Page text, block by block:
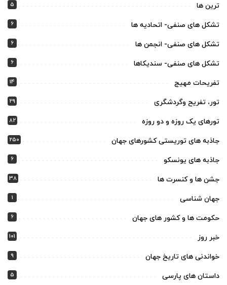
ترین ها 5
تشکل های صنفی- اتحادیه ها 6
تشکل های صنفی- انجمن ها 6
تشکل های صنفی- سندیکاها 6
تفریحات مهیج 14
تور، تفریح وگردشگری 29
تورهای یک روزه و دو روزه 82
جاذبه های توریستی کشورهای جهان 250
جاذبه های یونسکو 6
جشن ها و کنسرت ها 38
جهان شناسی 1
حکومت ها و کشور های جهان 6
خبر روز 101
خواندنی های تاریخ جهان 9
داستان های پارسی 5